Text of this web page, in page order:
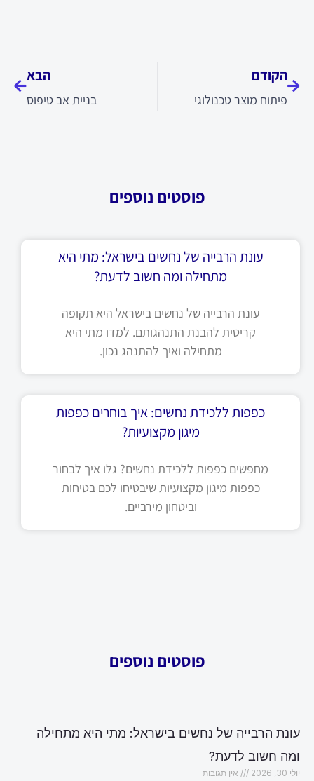
הקודם
פיתוח מוצר טכנולוגי
הבא
בניית אב טיפוס
פוסטים נוספים
עונת הרבייה של נחשים בישראל: מתי היא
מתחילה ומה חשוב לדעת?
עונת הרבייה של נחשים בישראל היא תקופה
קריטית להבנת התנהגותם. למדו מתי היא
מתחילה ואיך להתנהג נכון.
כפפות ללכידת נחשים: איך בוחרים כפפות
מיגון מקצועיות?
מחפשים כפפות ללכידת נחשים? גלו איך לבחור
כפפות מיגון מקצועיות שיבטיחו לכם בטיחות
וביטחון מירביים.
פוסטים נוספים
עונת הרבייה של נחשים בישראל: מתי היא מתחילה
ומה חשוב לדעת?
יולי 30, 2026 אין תגובות